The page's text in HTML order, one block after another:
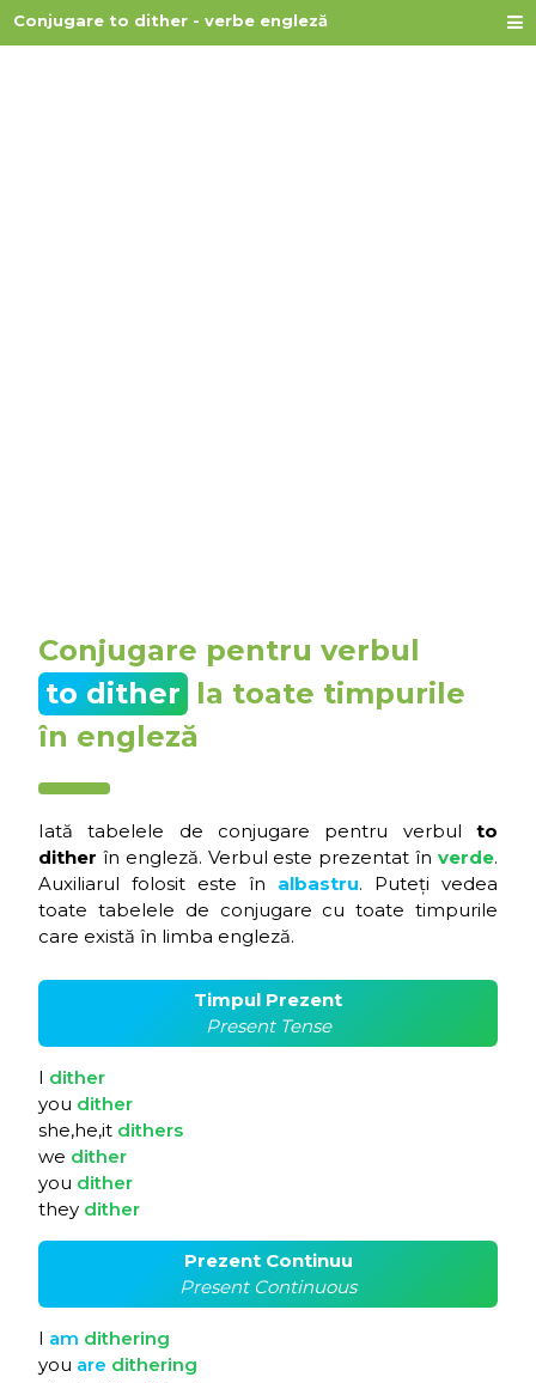
Conjugare to dither - verbe engleză
Conjugare pentru verbul
to dither la toate timpurile
în engleză
Iată tabelele de conjugare pentru verbul to
dither în engleză. Verbul este prezentat în verde.
Auxiliarul folosit este în albastru. Puteți vedea
toate tabelele de conjugare cu toate timpurile
care există în limba engleză.
Timpul Prezent
Present Tense
I dither
you dither
she,he,it dithers
we dither
you dither
they dither
Prezent Continuu
Present Continuous
I am dithering
you are dithering